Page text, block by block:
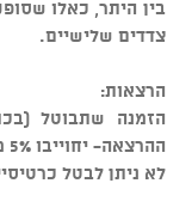
בין היתר, כאלו
צדדים שלישיים.
הרצאות:
ההרצאה- יחוייבו 5% מעלות כרטיס בלבד.
לא ניתן לבטל